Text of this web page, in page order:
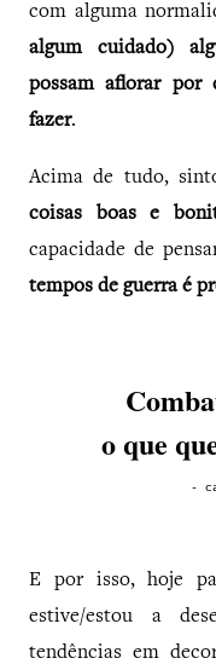
com alguma
algum cuidado)
possam aflorar por
fazer.
Acima de tudo,
coisas boas e
capacidade de
tempos de guerra é
o que
-
E por isso, hoje
estive/estou a
tendências em